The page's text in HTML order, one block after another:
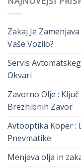
Zakaj Je
Vaše Vozilo?
Servis
Okvari
Zavorno Olje :
Brezhibnih Zavor
Avtooptika Koper :
Pnevmatike
Menjava olja in